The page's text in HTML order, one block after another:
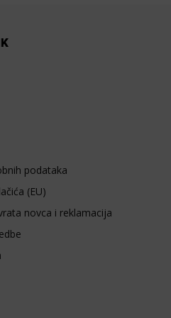
podataka
(EU)
novca i reklamacija